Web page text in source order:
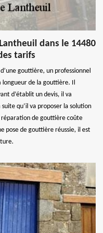
dans le 14480
tarifs
gouttière, un professionnel
de la gouttière. Il
d’établit un devis, il va
qu’il va proposer la solution
de gouttière coûte
pose de gouttière réussie, il est